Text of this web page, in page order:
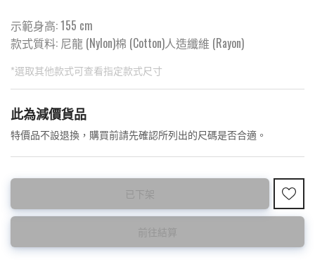
示範身高: 155 cm
款式質料: 尼龍 (Nylon)棉 (Cotton)人造纖維 (Rayon)
*選取其他款式可查看指定款式尺寸
此為預購品
預購10~15天到貨 ⚠️
此為減價貨品
特價品不設退換，購買前請先確認所列出的尺碼是否合適。
已下架
前往結算